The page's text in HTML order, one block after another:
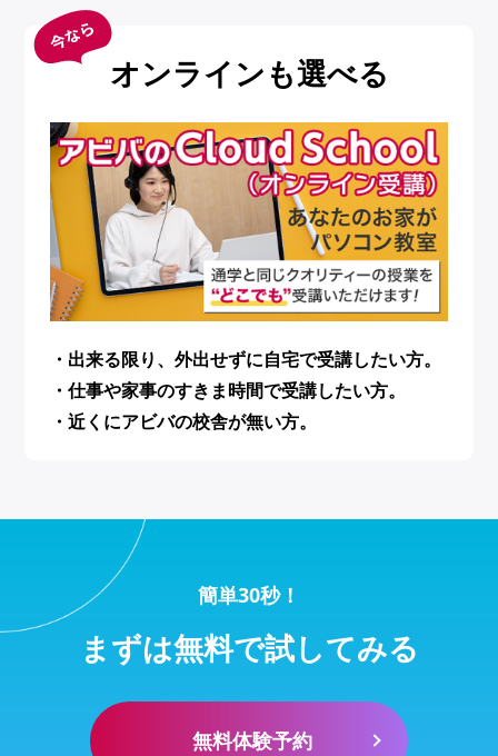
オンラインも選べる
・出来る限り、外出せずに自宅で受講したい方。
・仕事や家事のすきま時間で受講したい方。
・近くにアビバの校舎が無い方。
簡単30秒！
まずは無料で試してみる
無料体験予約